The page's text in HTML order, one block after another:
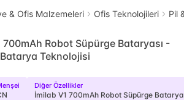
& Ofis Malzemeleri Ofis Teknolojileri Pil
700mAh Robot Süpürge Bataryası -
Teknolojisi
Diğer Özellikler
İmilab V1 700mAh Robot Süpürge